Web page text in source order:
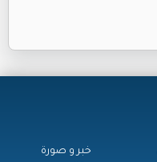
خبر و صورة